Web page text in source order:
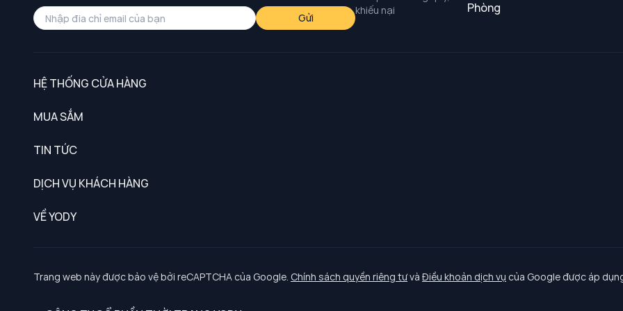
khiếu nại
Phòng
Gửi
HỆ THỐNG CỬA HÀNG
MUA SẮM
TIN TỨC
DỊCH VỤ KHÁCH HÀNG
Chính sách khách hàng thân thiết
Chính sách bảo vệ dữ liệu cá nhân
Chính sách thanh toán, giao nhận
VỀ YODY
Tuyển dụng
Trang web này được bảo vệ bởi reCAPTCHA của Google. Chính sách quyền riêng tưvà Điều khoản dịch vụ của Google được áp